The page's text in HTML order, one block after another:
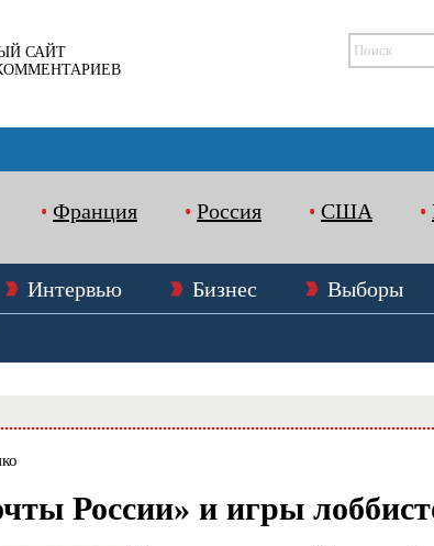
САЙТ
Франция Россия США
Интервью Бизнес Выборы
России» и игры